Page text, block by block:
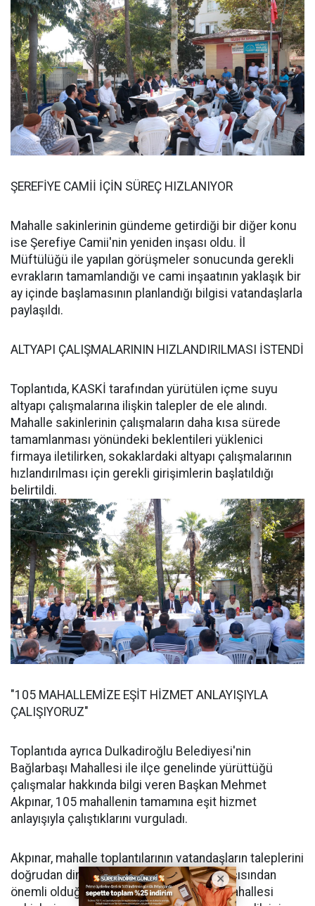
ŞEREFİYE CAMİİ İÇİN SÜREÇ HIZLANIYOR
Mahalle sakinlerinin gündeme getirdiği bir diğer konu
ise Şerefiye Camii'nin yeniden inşası oldu. İl
Müftülüğü ile yapılan görüşmeler sonucunda gerekli
evrakların tamamlandığı ve cami inşaatının yaklaşık bir
ay içinde başlamasının planlandığı bilgisi vatandaşlarla
paylaşıldı.
ALTYAPI ÇALIŞMALARININ HIZLANDIRILMASI İSTENDİ
Toplantıda, KASKİ tarafından yürütülen içme suyu
altyapı çalışmalarına ilişkin talepler de ele alındı.
Mahalle sakinlerinin çalışmaların daha kısa sürede
tamamlanması yönündeki beklentileri yüklenici
firmaya iletilirken, sokaklardaki altyapı çalışmalarının
hızlandırılması için gerekli girişimlerin başlatıldığı
belirtildi.
"105 MAHALLEMİZE EŞİT HİZMET ANLAYIŞIYLA
ÇALIŞIYORUZ"
Toplantıda ayrıca Dulkadiroğlu Belediyesi'nin
Bağlarbaşı Mahallesi ile ilçe genelinde yürüttüğü
çalışmalar hakkında bilgi veren Başkan Mehmet
Akpınar, 105 mahallenin tamamına eşit hizmet
anlayışıyla çalıştıklarını vurguladı.
Akpınar, mahalle toplantılarının vatandaşların taleplerini
doğrudan dinlemek ve çözüm üretmek açısından
önemli olduğunu belirterek, Bağlarbaşı Mahallesi